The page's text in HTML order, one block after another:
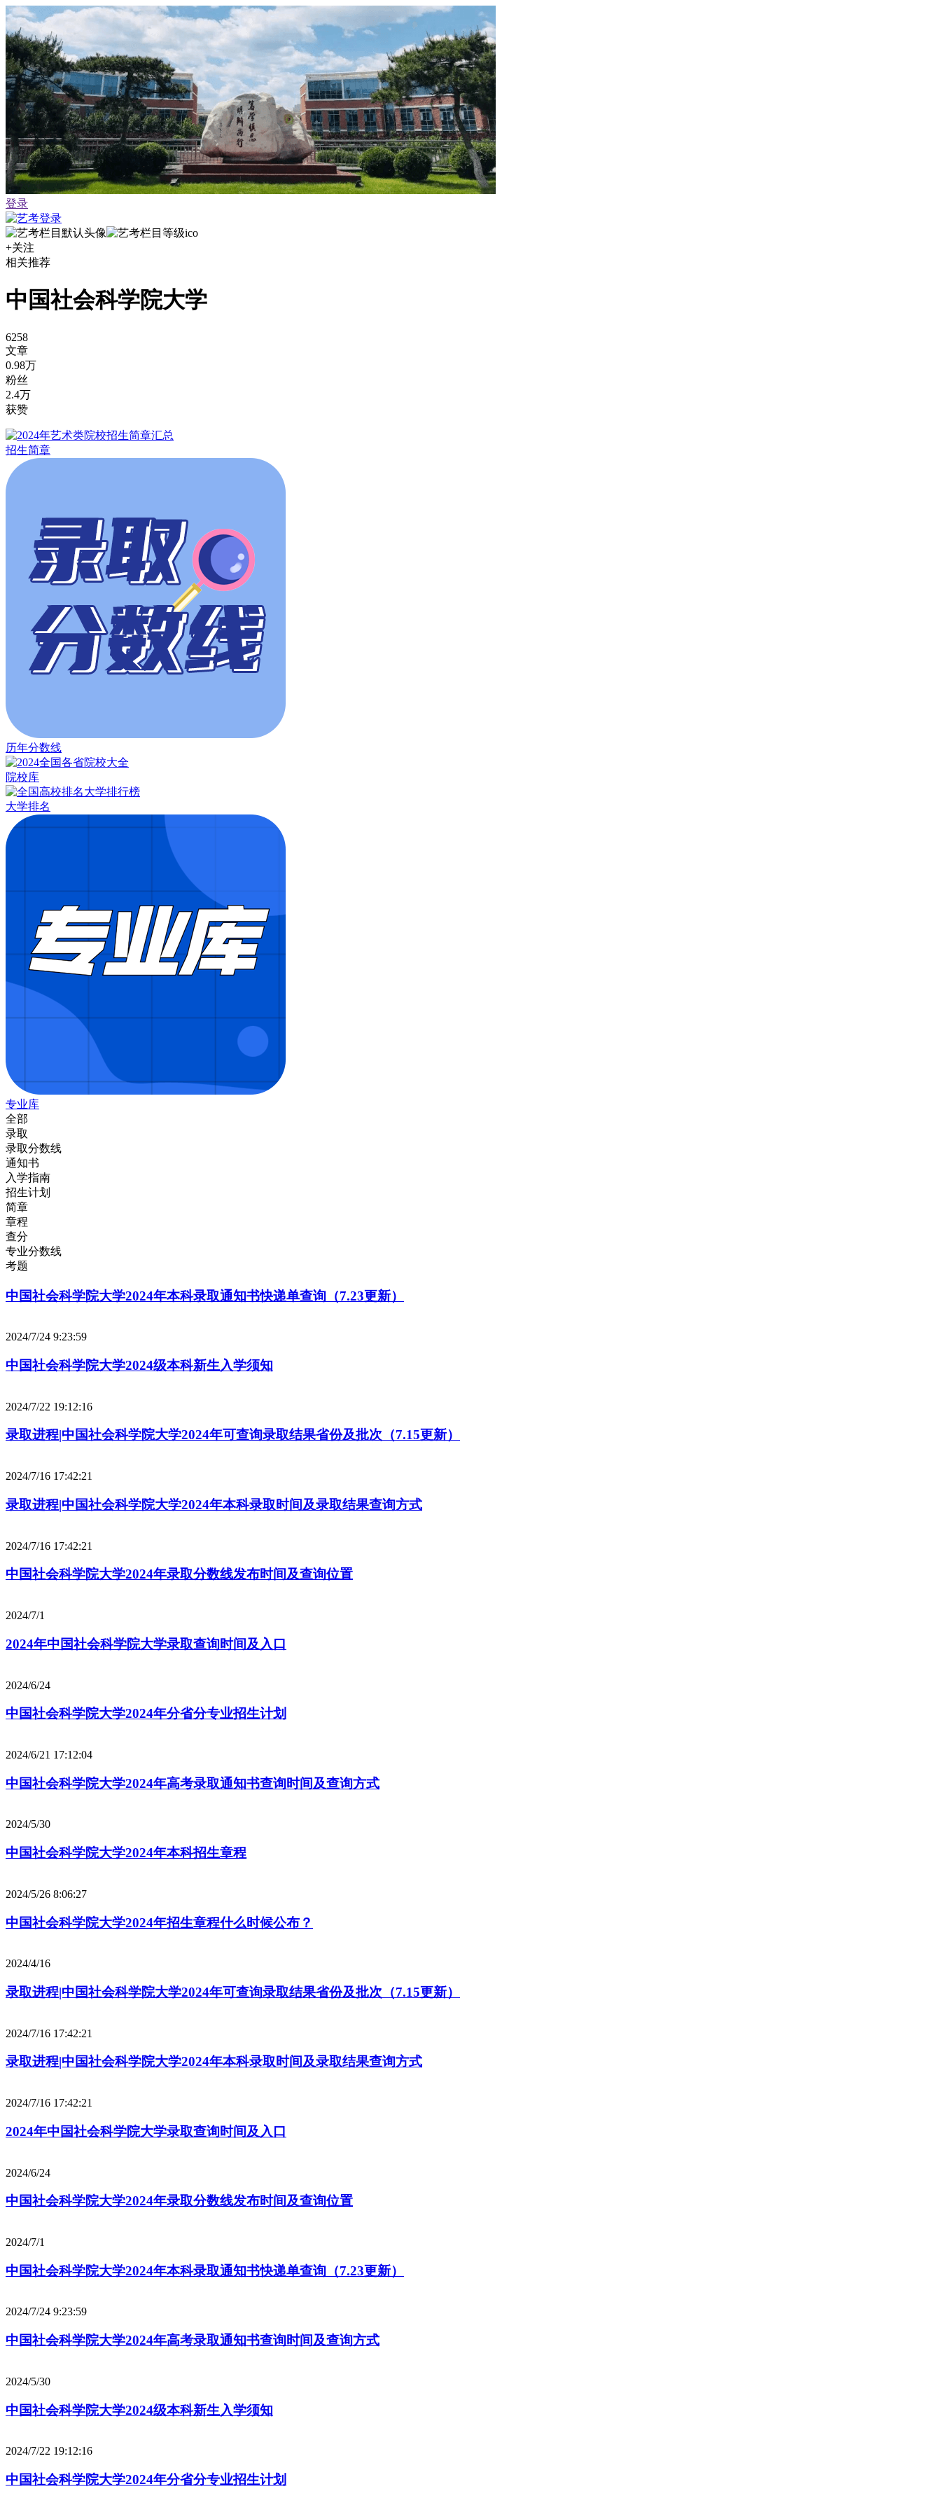
登录
+关注
相关推荐
中国社会科学院大学
6258
文章
0.98万
粉丝
2.4万
获赞
招生简章
历年分数线
院校库
大学排名
专业库
全部
录取
录取分数线
通知书
入学指南
招生计划
简章
章程
查分
专业分数线
考题
中国社会科学院大学2024年本科录取通知书快递单查询（7.23更新）
2024/7/24 9:23:59
中国社会科学院大学2024级本科新生入学须知
2024/7/22 19:12:16
录取进程|中国社会科学院大学2024年可查询录取结果省份及批次（7.15更新）
2024/7/16 17:42:21
录取进程|中国社会科学院大学2024年本科录取时间及录取结果查询方式
2024/7/16 17:42:21
中国社会科学院大学2024年录取分数线发布时间及查询位置
2024/7/1
2024年中国社会科学院大学录取查询时间及入口
2024/6/24
中国社会科学院大学2024年分省分专业招生计划
2024/6/21 17:12:04
中国社会科学院大学2024年高考录取通知书查询时间及查询方式
2024/5/30
中国社会科学院大学2024年本科招生章程
2024/5/26 8:06:27
中国社会科学院大学2024年招生章程什么时候公布？
2024/4/16
录取进程|中国社会科学院大学2024年可查询录取结果省份及批次（7.15更新）
2024/7/16 17:42:21
录取进程|中国社会科学院大学2024年本科录取时间及录取结果查询方式
2024/7/16 17:42:21
2024年中国社会科学院大学录取查询时间及入口
2024/6/24
中国社会科学院大学2024年录取分数线发布时间及查询位置
2024/7/1
中国社会科学院大学2024年本科录取通知书快递单查询（7.23更新）
2024/7/24 9:23:59
中国社会科学院大学2024年高考录取通知书查询时间及查询方式
2024/5/30
中国社会科学院大学2024级本科新生入学须知
2024/7/22 19:12:16
中国社会科学院大学2024年分省分专业招生计划